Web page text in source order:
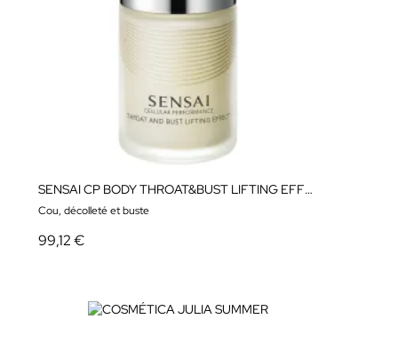
SENSAI CP BODY THROAT&BUST LIFTING EFFECT 100ml
Cou, décolleté et buste
99,12 €